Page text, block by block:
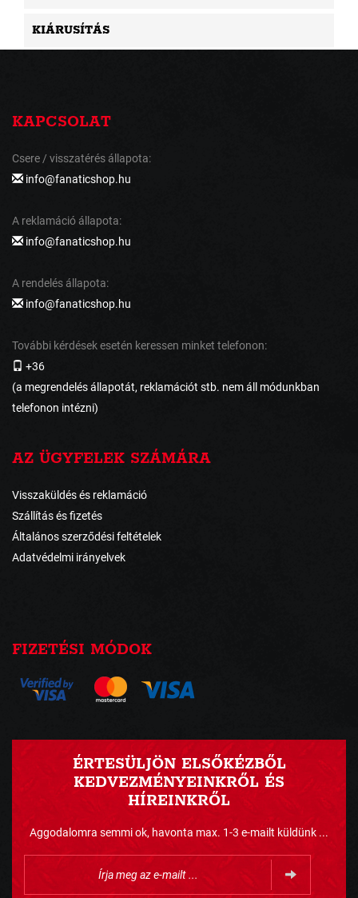
KIÁRUSÍTÁS
KAPCSOLAT
Csere / visszatérés állapota:
info@fanaticshop.hu
A reklamáció állapota:
info@fanaticshop.hu
A rendelés állapota:
info@fanaticshop.hu
További kérdések esetén keressen minket telefonon:
+36
(a megrendelés állapotát, reklamációt stb. nem áll módunkban
telefonon intézni)
AZ ÜGYFELEK SZÁMÁRA
Visszaküldés és reklamáció
Szállítás és fizetés
Általános szerződési feltételek
Adatvédelmi irányelvek
FIZETÉSI MÓDOK
ÉRTESÜLJÖN ELSŐKÉZBŐL
KEDVEZMÉNYEINKRŐL ÉS
HÍREINKRŐL
Aggodalomra semmi ok, havonta max. 1-3 e-mailt küldünk ...